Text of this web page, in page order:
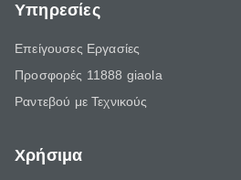
Υπηρεσίες
Επείγουσες Εργασίες
Προσφορές 11888 giaola
Ραντεβού με Τεχνικούς
Χρήσιμα